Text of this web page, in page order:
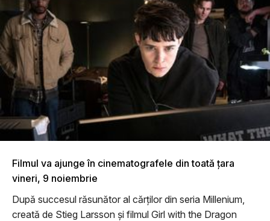
Filmul va ajunge în cinematografele din toată țara
vineri, 9 noiembrie
După succesul răsunător al cărților din seria Millenium,
creată de Stieg Larsson și filmul Girl with the Dragon